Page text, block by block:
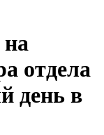
на
отдела
день в